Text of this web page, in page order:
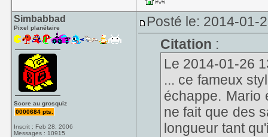
Simbabbad
Pixel planétaire
Score au grosquiz
0000684 pts.
Inscrit : Feb 28, 2006
Messages : 10915
Posté le: 2014-01-
Citation :
Le 2014-01-26
... ce fameux
échappe. Mario
ne fait que des
longueur tant